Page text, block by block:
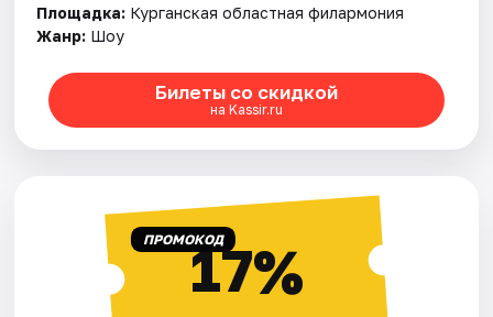
Площадка: Курганская областная филармония
Жанр: Шоу
Билеты со скидкой
на Kassir.ru
ПРОМОКОД17%